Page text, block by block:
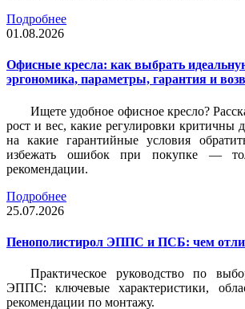
Подробнее
01.08.2026
Офисные кресла: как выбрать
эргономика, параметры, гарантия и
Ищете удобное офисное кресло?
рост и вес, какие регулировки критичны
на какие гарантийные условия
избежать ошибок при покупке —
рекомендации.
Подробнее
25.07.2026
Пенополистирол ЭППС и ПСБ: чем
Практическое руководство по
ЭППС: ключевые характеристики,
рекомендации по монтажу.